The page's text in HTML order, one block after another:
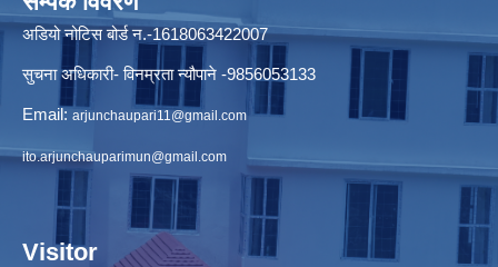
अडियो नोटिस बोर्ड न.-1618063422007
सुचना अधिकारी- विनम्रता न्यौपाने -9856053133
Email: arjunchaupari11@gmail.com
ito.arjunchauparimun@gmail.com
Visitor